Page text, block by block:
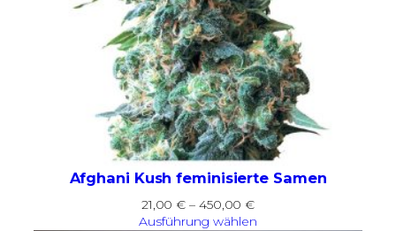
Afghani Kush feminisierte Samen
21,00€ – 450,00€Preisspanne:
21,00 €
Ausführung wählen